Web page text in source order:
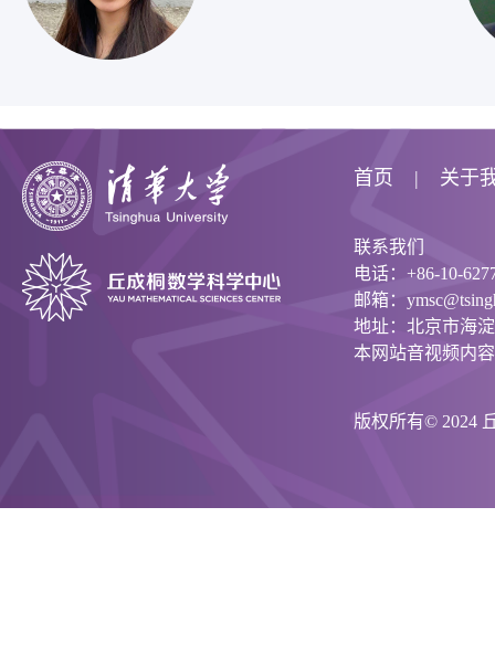
首页 关于
联系我们
电话：+86-10-
邮箱：
地址：北京市海
本网站音视频内
版权所有© 2024